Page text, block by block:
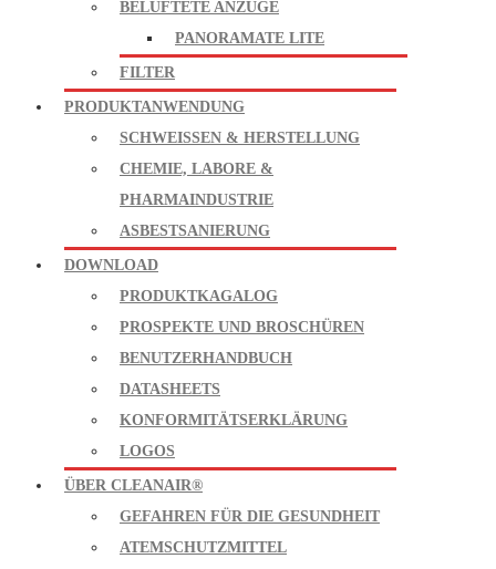
BELÜFTETE ANZÜGE
PANORAMATE LITE
FILTER
PRODUKTANWENDUNG
SCHWEISSEN & HERSTELLUNG
CHEMIE, LABORE &
PHARMAINDUSTRIE
ASBESTSANIERUNG
DOWNLOAD
PRODUKTKAGALOG
PROSPEKTE UND BROSCHÜREN
BENUTZERHANDBUCH
DATASHEETS
KONFORMITÄTSERKLÄRUNG
LOGOS
ÜBER CLEANAIR®
GEFAHREN FÜR DIE GESUNDHEIT
ATEMSCHUTZMITTEL